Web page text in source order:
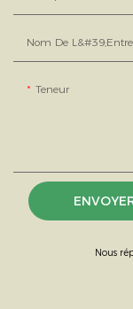
Nom De
Teneur
Nous